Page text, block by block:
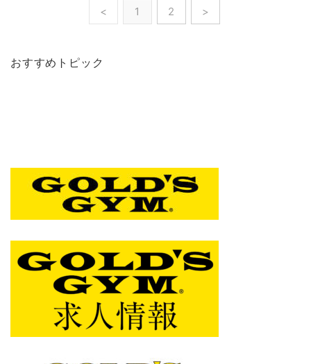
< 1 2 >
おすすめトピック